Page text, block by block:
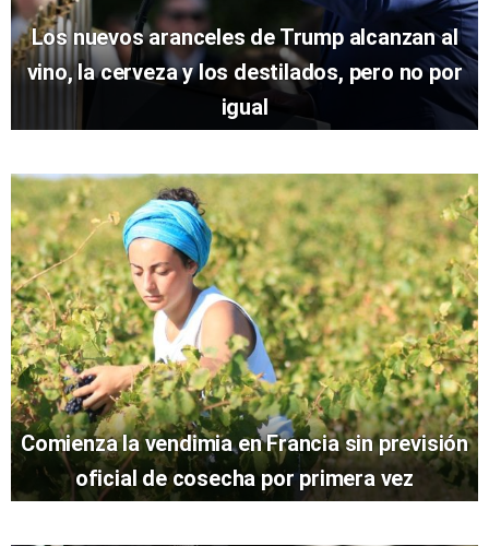
Los nuevos aranceles de Trump alcanzan al
vino, la cerveza y los destilados, pero no por
igual
Comienza la vendimia en Francia sin previsión
oficial de cosecha por primera vez